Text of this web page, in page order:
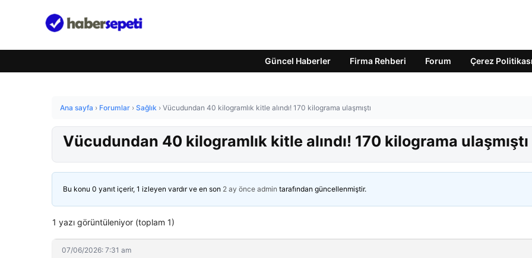
Güncel Haberler Firma Rehberi Forum Çerez Politikası
Ana sayfa › Forumlar › Sağlık › Vücudundan 40 kilogramlık kitle alındı! 170 kilograma ulaşmıştı
Vücudundan 40 kilogramlık kitle alındı! 170 kilograma ulaşmıştı
Bu konu 0 yanıt içerir, 1 izleyen vardır ve en son 2 ay önce admin tarafından güncellenmiştir.
1 yazı görüntüleniyor (toplam 1)
07/06/2026: 7:31 am